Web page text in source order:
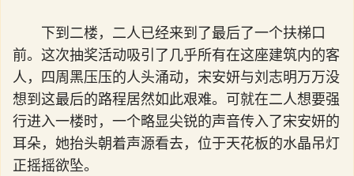
下到二楼，二人已经来到了最后了一个扶梯口
前。这次抽奖活动吸引了几乎所有在这座建筑内的客
人，四周黑压压的人头涌动，宋安妍与刘志明万万没
想到这最后的路程居然如此艰难。可就在二人想要强
行进入一楼时，一个略显尖锐的声音传入了宋安妍的
耳朵，她抬头朝着声源看去，位于天花板的水晶吊灯
正摇摇欲坠。